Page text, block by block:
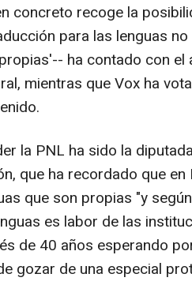
concreto recoge la
para las lenguas
ha contado con el
mientras que Vox ha
la PNL ha sido la
que ha recordado que en
que son propias "y
es labor de las
de 40 años esperando
gozar de una especial